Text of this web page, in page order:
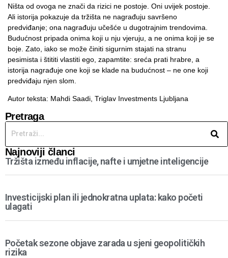
Ništa od ovoga ne znači da rizici ne postoje. Oni uvijek postoje.
Ali istorija pokazuje da tržišta ne nagrađuju savršeno
predviđanje; ona nagrađuju učešće u dugotrajnim trendovima.
Budućnost pripada onima koji u nju vjeruju, a ne onima koji je se
boje. Zato, iako se može činiti sigurnim stajati na stranu
pesimista i štititi vlastiti ego, zapamtite: sreća prati hrabre, a
istorija nagrađuje one koji se klade na budućnost – ne one koji
predviđaju njen slom.
Autor teksta: Mahdi Saadi, Triglav Investments Ljubljana
Pretraga
Najnoviji članci
Tržišta između inflacije, nafte i umjetne inteligencije
Investicijski plan ili jednokratna uplata: kako početi
ulagati
Početak sezone objave zarada u sjeni geopolitičkih
rizika